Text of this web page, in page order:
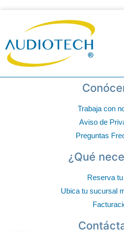
Trabaja con
Aviso de
Preguntas
¿Qué
Reserva
Ubica tu sucursal